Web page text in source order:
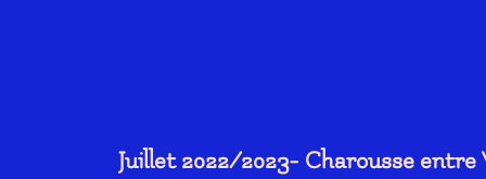
Juillet 2022/2023- Charousse